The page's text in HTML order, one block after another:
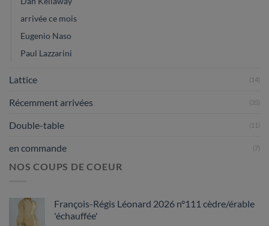
arrivée ce mois
Eugenio Naso
Paul Lazzarini
Lattice (14)
Récemment arrivées (35)
Double-table (11)
en commande (7)
NOS COUPS DE COEUR
François-Régis Léonard 2026 n°111 cèdre/érable
'échauffée'